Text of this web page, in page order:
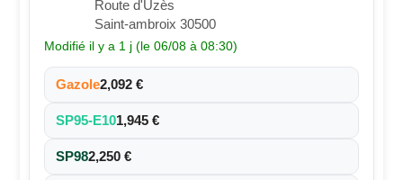
Route d'Uzès
Saint-ambroix 30500
Modifié il y a 1 j (le 06/08 à 08:30)
Gazole2,092 €
SP95-E101,945 €
SP982,250 €